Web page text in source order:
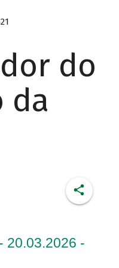
do
da
20.03.2026 -